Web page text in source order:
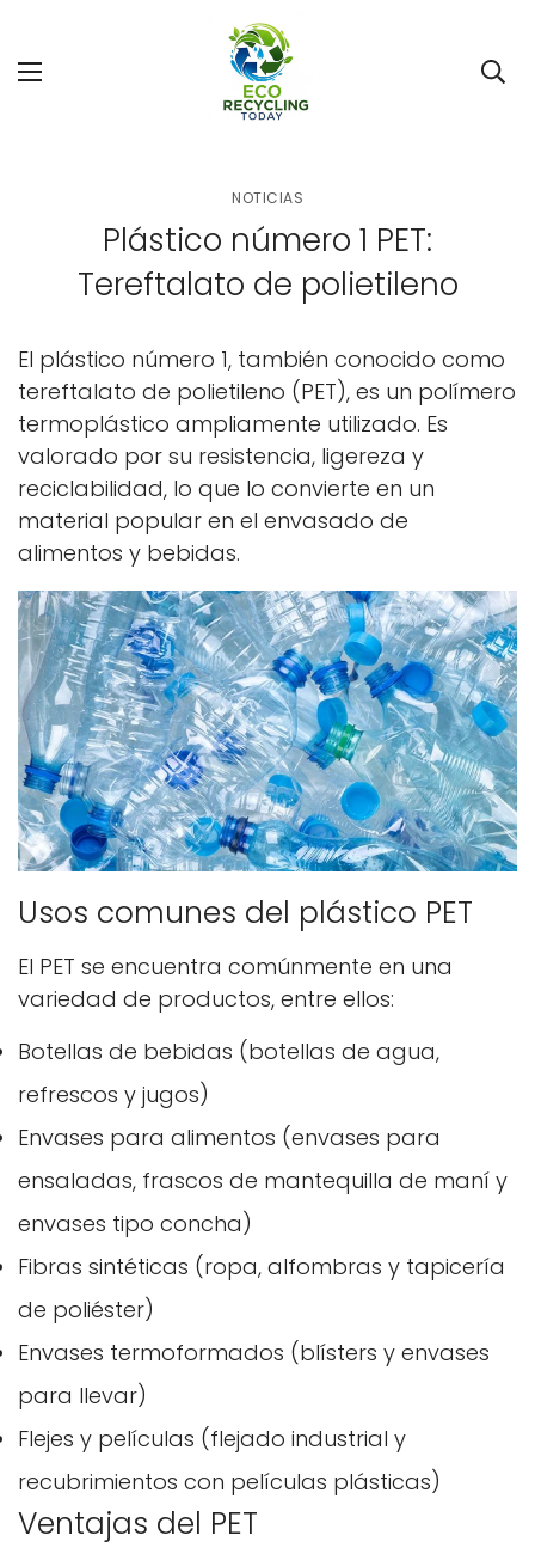
NOTICIAS
Plástico número 1 PET:
Tereftalato de polietileno
El plástico número 1, también conocido como
tereftalato de polietileno (PET), es un polímero
termoplástico ampliamente utilizado. Es
valorado por su resistencia, ligereza y
reciclabilidad, lo que lo convierte en un
material popular en el envasado de
alimentos y bebidas.
Usos comunes del plástico PET
El PET se encuentra comúnmente en una
variedad de productos, entre ellos:
Botellas de bebidas (botellas de agua,
refrescos y jugos)
Envases para alimentos (envases para
ensaladas, frascos de mantequilla de maní y
envases tipo concha)
Fibras sintéticas (ropa, alfombras y tapicería
de poliéster)
Envases termoformados (blísters y envases
para llevar)
Flejes y películas (flejado industrial y
recubrimientos con películas plásticas)
Ventajas del PET